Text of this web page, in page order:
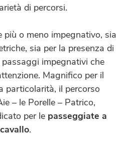
di percorsi.
più o meno impegnativo, sia
sia per la presenza di
impegnativi che
Magnifico per il
particolarità, il percorso
– le Porelle – Patrico,
per le passeggiate a
cavallo.